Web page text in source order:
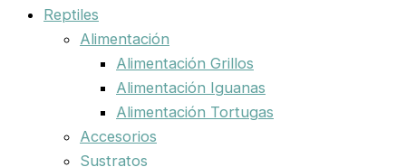
Reptiles
Alimentación
Alimentación Grillos
Alimentación Iguanas
Alimentación Tortugas
Accesorios
Sustratos